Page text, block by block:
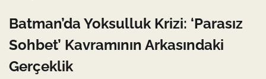
Batman’da Yoksulluk Krizi: ‘Parasız
Sohbet’ Kavramının Arkasındaki
Gerçeklik